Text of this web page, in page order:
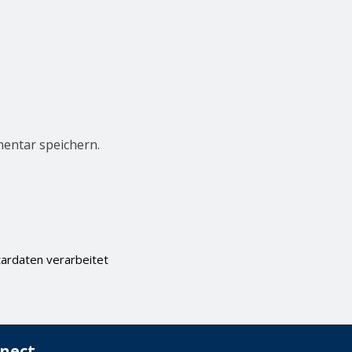
speichern.
verarbeitet